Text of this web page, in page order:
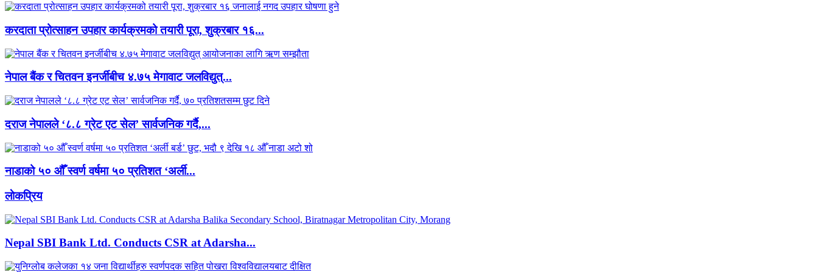
करदाता प्रोत्साहन उपहार कार्यक्रमको तयारी पूरा, शुक्रबार १६...
नेपाल बैंक र चितवन इनर्जीबीच ४.७५ मेगावाट जलविद्युत्...
दराज नेपालले ‘८.८ ग्रेट एट सेल’ सार्वजनिक गर्दै,...
नाडाको ५० औँ स्वर्ण वर्षमा ५० प्रतिशत ‘अर्ली...
लाेकप्रिय
Nepal SBI Bank Ltd. Conducts CSR at Adarsha...